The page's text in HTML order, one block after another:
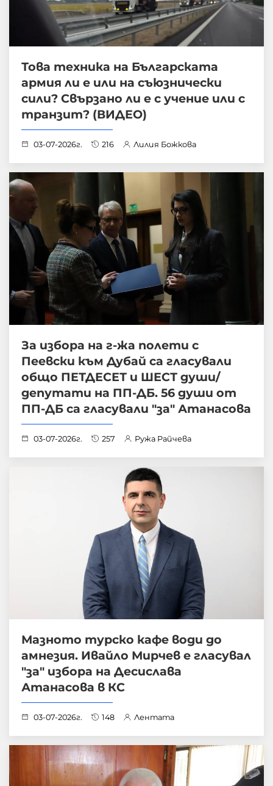
Това техника на Българската
армия ли е или на съюзнически
сили? Свързано ли е с учение или с
транзит? (ВИДЕО)
03-07-2026г. 216 Лилия Божкова
За избора на г-жа полети с
Пеевски към Дубай са гласували
общо ПЕТДЕСЕТ и ШЕСТ души/
депутати на ПП-ДБ. 56 души от
ПП-ДБ са гласували "за" Атанасова
03-07-2026г. 257 Ружа Райчева
Мазното турско кафе води до
амнезия. Ивайло Мирчев е гласувал
"за" избора на Десислава
Атанасова в КС
03-07-2026г. 148 Лентата